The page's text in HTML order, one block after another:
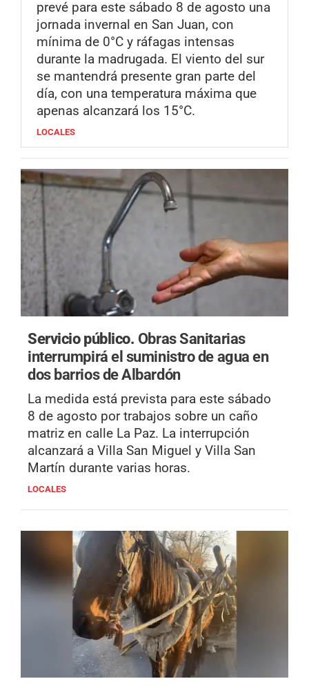
prevé para este sábado 8 de agosto una
jornada invernal en San Juan, con
mínima de 0°C y ráfagas intensas
durante la madrugada. El viento del sur
se mantendrá presente gran parte del
día, con una temperatura máxima que
apenas alcanzará los 15°C.
LOCALES
Servicio público. Obras Sanitarias
interrumpirá el suministro de agua en
dos barrios de Albardón
La medida está prevista para este sábado
8 de agosto por trabajos sobre un caño
matriz en calle La Paz. La interrupción
alcanzará a Villa San Miguel y Villa San
Martín durante varias horas.
LOCALES